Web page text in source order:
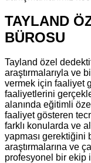
TAYLAND
BÜROSU
Tayland özel
araştırmalarıyla ve
vermek için faaliyet
faaliyetlerini
alanında eğitimli
faaliyet gösteren
farklı konularda ve
yapması
araştırmalarına ve
profesyonel bir ekip